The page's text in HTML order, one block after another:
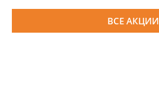
ВСЕ АКЦИИ